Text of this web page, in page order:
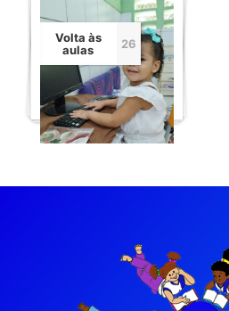
Volta às
aulas
26